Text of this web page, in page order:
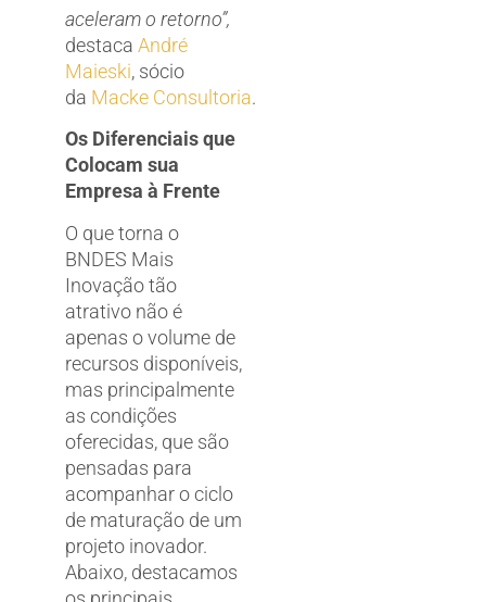
aceleram o retorno”,
destaca André
Maieski, sócio
da Macke Consultoria.
Os Diferenciais que
Colocam sua
Empresa à Frente
O que torna o
BNDES Mais
Inovação tão
atrativo não é
apenas o volume de
recursos disponíveis,
mas principalmente
as condições
oferecidas, que são
pensadas para
acompanhar o ciclo
de maturação de um
projeto inovador.
Abaixo, destacamos